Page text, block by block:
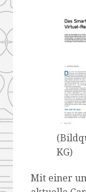
KG)
Mit einer